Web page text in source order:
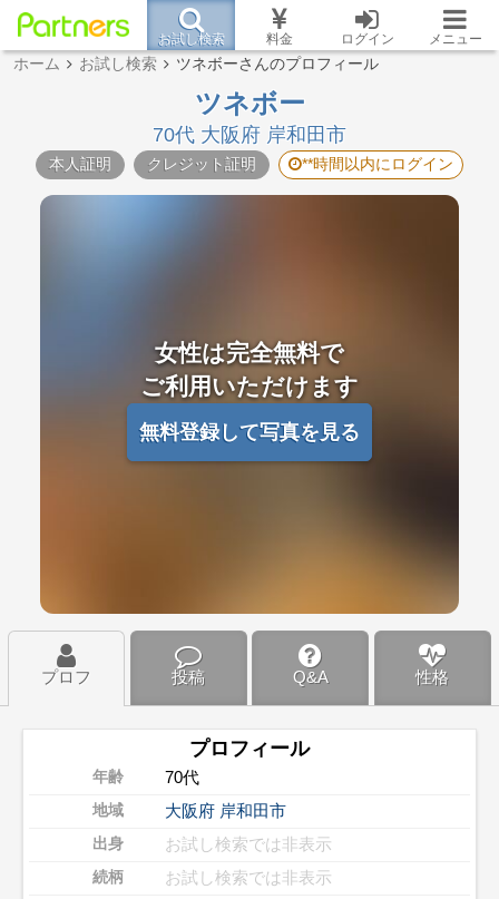
お試し検索 料金 ログイン メニュー
ホーム お試し検索 ツネボーさんのプロフィール
ツネボー
70代 大阪府 岸和田市
本人証明 クレジット証明 **時間以内にログイン
女性は完全無料で
ご利用いただけます
無料登録して写真を見る
プロフ 投稿 Q&A 性格
プロフィール
年齢 70代
地域 大阪府 岸和田市
出身 お試し検索では非表示
続柄 お試し検索では非表示